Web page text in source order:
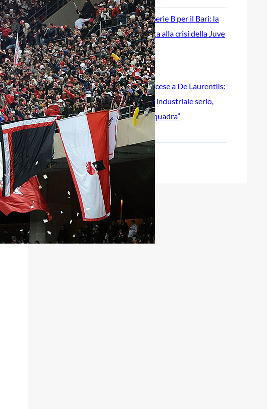
Ripescaggio in Serie B per il Bari: la
speranza è legata alla crisi della Juve
Stabia
28 Maggio 2026
Futuro Bari, Leccese a De Laurentiis:
“Serve un piano industriale serio,
non siamo una seconda squadra”
27 Maggio 2026